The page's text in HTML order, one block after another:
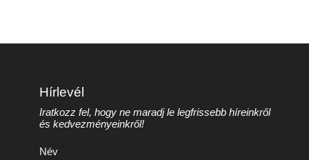
Hírlevél
Iratkozz fel, hogy ne maradj le legfrissebb híreinkről
és kedvezményeinkről!
Név